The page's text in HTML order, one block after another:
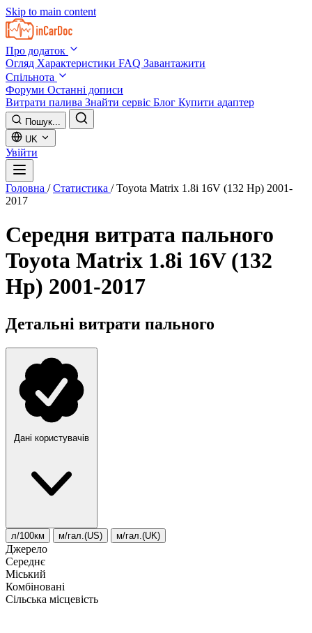
Skip to main content
Про додаток
Огляд Характеристики FAQ Завантажити
Спільнота
Форуми Останні дописи
Витрати палива Знайти сервіс Блог Купити адаптер
Пошук...
UK
Увійти
Головна / Статистика / Toyota Matrix 1.8i 16V (132 Hp) 2001-
2017
Середня витрата пального
Toyota Matrix 1.8i 16V (132
Hp) 2001-2017
Детальні витрати пального
Дані користувачів
л/100км м/гал.(US) м/гал.(UK)
Джерело
Середнє
Міський
Комбіновані
Сільська місцевість